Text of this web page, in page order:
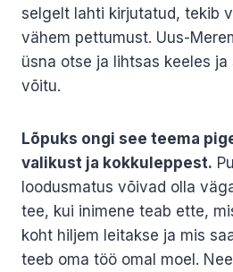
selgelt lahti kirjutatud, tekib
vähem pettumust. Uus-
üsna otse ja lihtsas keeles ja
võitu.
Lõpuks ongi see teema
valikust ja kokkuleppest.
loodusmatus võivad olla
tee, kui inimene teab ette,
koht hiljem leitakse ja mis
teeb oma töö omal moel.